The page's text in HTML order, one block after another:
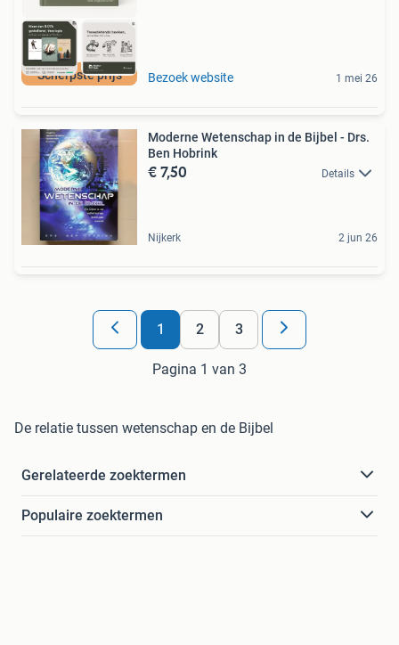
Scherpste prijs Bezoek website 1 mei 26
Moderne Wetenschap in de Bijbel - Drs.
Ben Hobrink
€ 7,50 Details
Nijkerk 2 jun 26
1 2 3
Pagina 1 van 3
De relatie tussen wetenschap en de Bijbel
Gerelateerde zoektermen
Populaire zoektermen